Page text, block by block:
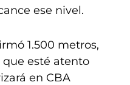
ese nivel.
1.500 metros,
que esté atento
en CBA